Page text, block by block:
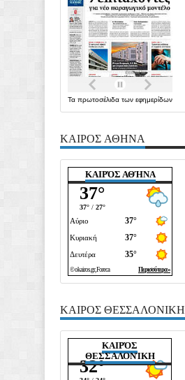
Τα πρωτοσέλιδα των εφημερίδων
ΚΑΙΡΟΣ ΑΘΗΝΑ
ΚΑΙΡΌΣ ΑΘΉΝΑ
ΚΑΙΡΟΣ ΘΕΣΣΑΛΟΝΙΚΗ
ΚΑΙΡΌΣ
ΘΕΣΣΑΛΟΝΊΚΗ